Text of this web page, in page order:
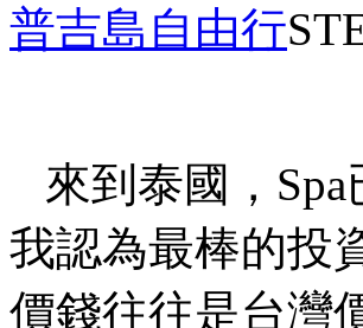
普吉島 自由行
來到泰國， Spa
我認為最棒的投
價錢往往是台灣